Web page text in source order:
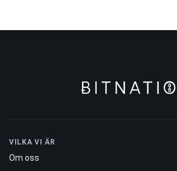
VILKA VI ÄR
Om oss